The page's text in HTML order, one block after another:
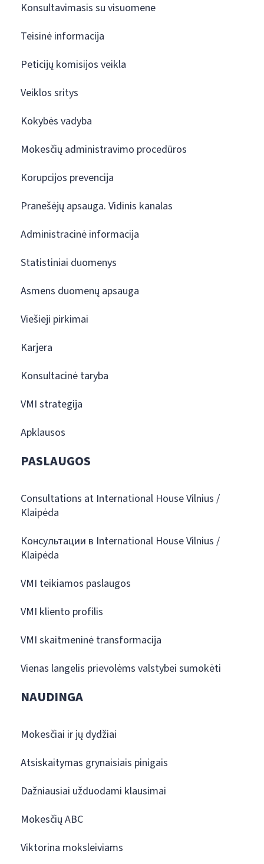
Konsultavimasis su visuomene
Teisinė informacija
Peticijų komisijos veikla
Veiklos sritys
Kokybės vadyba
Mokesčių administravimo procedūros
Korupcijos prevencija
Pranešėjų apsauga. Vidinis kanalas
Administracinė informacija
Statistiniai duomenys
Asmens duomenų apsauga
Viešieji pirkimai
Karjera
Konsultacinė taryba
VMI strategija
Apklausos
PASLAUGOS
Consultations at International House Vilnius /
Klaipėda
Консультации в International House Vilnius /
Klaipėda
VMI teikiamos paslaugos
VMI kliento profilis
VMI skaitmeninė transformacija
Vienas langelis prievolėms valstybei sumokėti
NAUDINGA
Mokesčiai ir jų dydžiai
Atsiskaitymas grynaisiais pinigais
Dažniausiai užduodami klausimai
Mokesčių ABC
Viktorina moksleiviams